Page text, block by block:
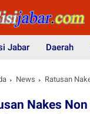
Jabar Daerah
News Ratusan
Nakes